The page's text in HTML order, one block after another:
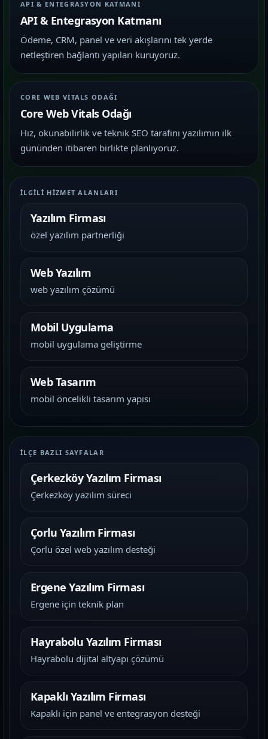
API & ENTEGRASYON KATMANI
API & Entegrasyon Katmanı
Ödeme, CRM, panel ve veri akışlarını tek yerde
netleştiren bağlantı yapıları kuruyoruz.
CORE WEB VITALS ODAĞI
Core Web Vitals Odağı
Hız, okunabilirlik ve teknik SEO tarafını yazılımın ilk
gününden itibaren birlikte planlıyoruz.
İLGILI HIZMET ALANLARI
Yazılım Firması
özel yazılım partnerliği
Web Yazılım
web yazılım çözümü
Mobil Uygulama
mobil uygulama geliştirme
Web Tasarım
mobil öncelikli tasarım yapısı
İLÇE BAZLI SAYFALAR
Çerkezköy Yazılım Firması
Çerkezköy yazılım süreci
Çorlu Yazılım Firması
Çorlu özel web yazılım desteği
Ergene Yazılım Firması
Ergene için teknik plan
Hayrabolu Yazılım Firması
Hayrabolu dijital altyapı çözümü
Kapaklı Yazılım Firması
Kapaklı için panel ve entegrasyon desteği